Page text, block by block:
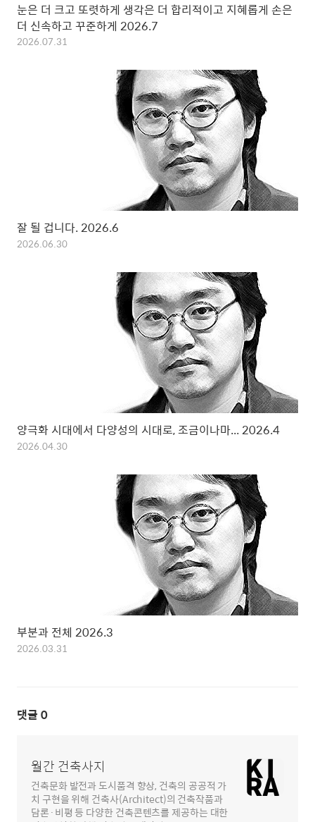
눈은 더 크고 또렷하게 생각은 더 합리적이고 지혜롭게 손은
더 신속하고 꾸준하게 2026.7
2026.07.31
잘 될 겁니다. 2026.6
2026.06.30
양극화 시대에서 다양성의 시대로, 조금이나마... 2026.4
2026.04.30
부분과 전체 2026.3
2026.03.31
댓글 0
월간 건축사지
건축문화 발전과 도시품격 향상, 건축의 공공적 가
치 구현을 위해 건축사(Architect)의 건축작품과
담론·비평 등 다양한 건축콘텐츠를 제공하는 대한